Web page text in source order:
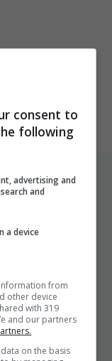
Moda
consent to
following
advertising and
and
a device
from
other device
with 319
and our partners
on the basis